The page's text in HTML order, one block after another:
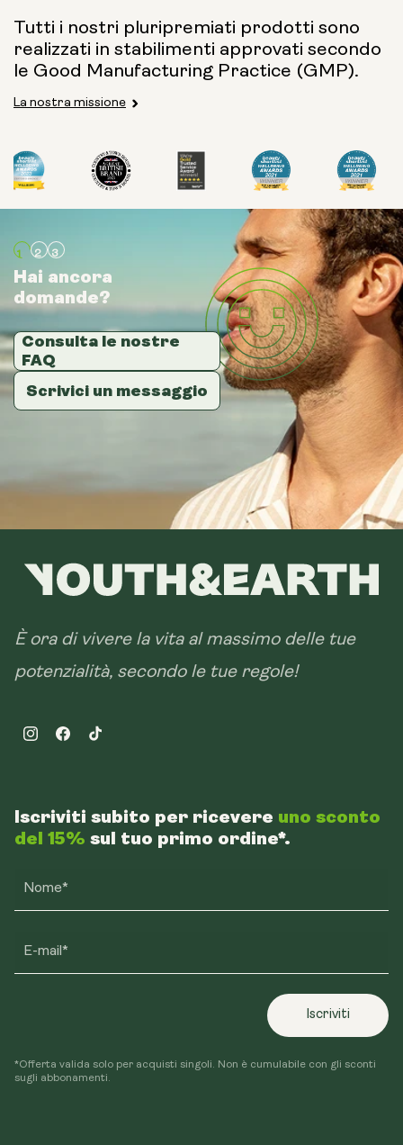
Tutti i nostri pluripremiati prodotti sono
realizzati in stabilimenti approvati secondo
le Good Manufacturing Practice (GMP).
La nostra missione
Hai ancora
domande?
Consulta le nostre
FAQ
Scrivici un messaggio
Hai ancora
domande?
Consulta le nostre
FAQ
Scrivici un messaggio
Hai ancora
domande?
Consulta le nostre
FAQ
Scrivici un messaggio
È ora di vivere la vita al massimo delle tue
potenzialità, secondo le tue regole!
InstagramFacebookTikTok
Iscriviti subito per ricevere uno sconto
del 15% sul tuo primo ordine*.
Nome*
E-mail*
Iscriviti
*Offerta valida solo per acquisti singoli. Non è cumulabile con gli sconti
sugli abbonamenti.